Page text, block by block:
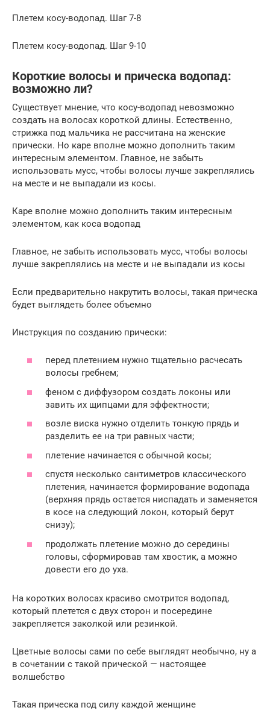
Плетем косу-водопад. Шаг 7-8
Плетем косу-водопад. Шаг 9-10
Короткие волосы и прическа водопад:
возможно ли?
Существует мнение, что косу-водопад невозможно
создать на волосах короткой длины. Естественно,
стрижка под мальчика не рассчитана на женские
прически. Но каре вполне можно дополнить таким
интересным элементом. Главное, не забыть
использовать мусс, чтобы волосы лучше закреплялись
на месте и не выпадали из косы.
Каре вполне можно дополнить таким интересным
элементом, как коса водопад
Главное, не забыть использовать мусс, чтобы волосы
лучше закреплялись на месте и не выпадали из косы
Если предварительно накрутить волосы, такая прическа
будет выглядеть более объемно
Инструкция по созданию прически:
перед плетением нужно тщательно расчесать
волосы гребнем;
феном с диффузором создать локоны или
завить их щипцами для эффектности;
возле виска нужно отделить тонкую прядь и
разделить ее на три равных части;
плетение начинается с обычной косы;
спустя несколько сантиметров классического
плетения, начинается формирование водопада
(верхняя прядь остается ниспадать и заменяется
в косе на следующий локон, который берут
снизу);
продолжать плетение можно до середины
головы, сформировав там хвостик, а можно
довести его до уха.
На коротких волосах красиво смотрится водопад,
который плетется с двух сторон и посередине
закрепляется заколкой или резинкой.
Цветные волосы сами по себе выглядят необычно, ну а
в сочетании с такой прической — настоящее
волшебство
Такая прическа под силу каждой женщине